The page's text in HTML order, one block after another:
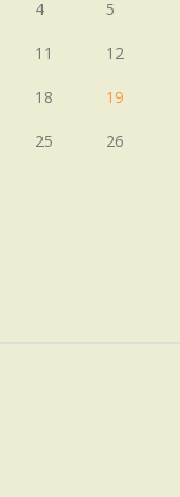
4
5
11
12
18
19
25
26